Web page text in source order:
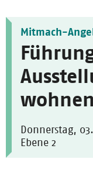
Mitmach-
Donnerstag,
Ebene 2